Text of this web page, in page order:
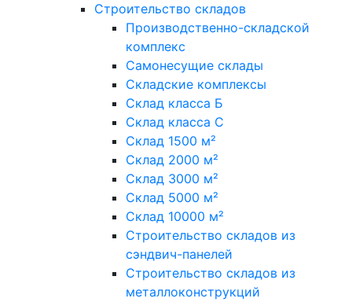
Строительство складов
Производственно-складской
комплекс
Самонесущие склады
Складские комплексы
Склад класса Б
Склад класса С
Склад 1500 м²
Склад 2000 м²
Склад 3000 м²
Склад 5000 м²
Склад 10000 м²
Строительство складов из
сэндвич-панелей
Строительство складов из
металлоконструкций